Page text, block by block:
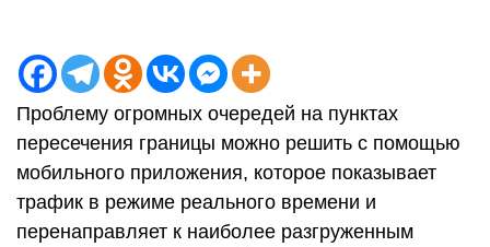
Проблему огромных очередей на пунктах
пересечения границы можно решить с помощью
мобильного приложения, которое показывает
трафик в режиме реального времени и
перенаправляет к наиболее разгруженным